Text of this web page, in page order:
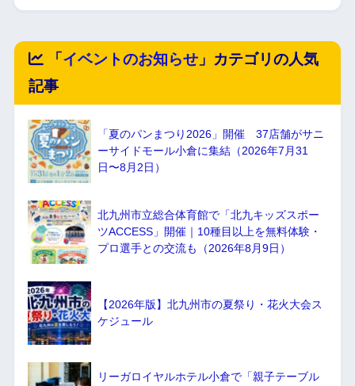
「 イベントのお知らせ」カテゴリの人気
記事
「夏のパンまつり2026」開催 37店舗がサニ
ーサイドモール小倉に集結（2026年7月31
日〜8月2日）
北九州市立総合体育館で「北九キッズスポー
ツACCESS」開催｜10種目以上を無料体験・
プロ選手との交流も（2026年8月9日）
【2026年版】北九州市の夏祭り・花火大会ス
ケジュール
リーガロイヤルホテル小倉で「親子テーブル